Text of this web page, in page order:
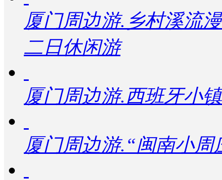
厦门周边游.乡村溪流
二日休闲游
厦门周边游.西班牙小
厦门周边游.“闽南小